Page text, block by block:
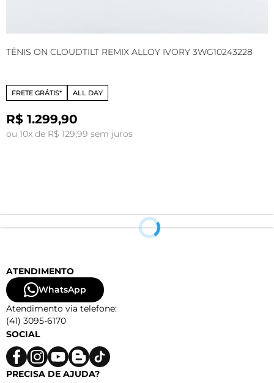
TÊNIS ON CLOUDTILT REMIX ALLOY IVORY 3WG10243228
FRETE GRÁTIS* ALL DAY
R$ 1.299,90
ou 10x de R$ 129,99 sem juros
ATENDIMENTO
WhatsApp
Atendimento via telefone:
(41) 3095-6170
SOCIAL
PRECISA DE AJUDA?